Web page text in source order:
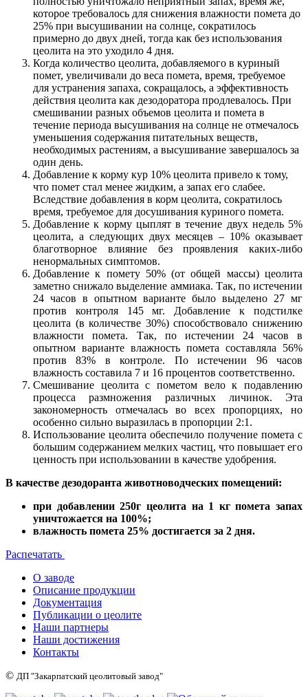
которое требовалось для снижения влажности помета до
25% при высушивании на солнце, сократилось
примерно до двух дней, тогда как без использования
цеолита на это уходило 4 дня.
Когда количество цеолита, добавляемого в куриный
помет, увеличивали до веса помета, время, требуемое
для устранения запаха, сокращалось, а эффективность
действия цеолита как дезодоратора продлевалось. При
смешивании разных объемов цеолита и помета в
течение периода высушивания на солнце не отмечалось
уменьшения содержания питательных веществ,
необходимых растениям, а высушивание завершалось за
один день.
Добавление к корму кур 10% цеолита привело к тому,
что помет стал менее жидким, а запах его слабее.
Вследствие добавления в корм цеолита, сократилось
время, требуемое для досушивания куриного помета.
Добавление к корму цыплят в течение двух недель 5%
цеолита, а следующих двух месяцев – 10% оказывает
благотворное влияние без проявления каких-либо
ненормальных симптомов.
Добавление к помету 50% (от общей массы) цеолита
заметно снижало выделение аммиака. Так, по истечении
24 часов в опытном варианте было выделено 27 мг
против контроля 145 мг. Добавление к подстилке
цеолита (в количестве 30%) способствовало снижению
влажности помета. Так, по истечении 24 часов в
опытном варианте влажность помета составляла 56%
против 83% в контроле. По истечении 96 часов
влажность составила 7 и 16 процентов соответственно.
Смешивание цеолита с пометом вело к подавлению
процесса размножения различных личинок. Эта
закономерность отмечалась во всех пропорциях, но
особенно сильно выразилась в пропорции 2:1.
Использование цеолита обеспечило получение помета с
большим содержанием мелких частиц, что повышает его
ценность при использовании в качестве удобрения.
В качестве дезодоранта животноводческих помещений:
при добавлении 250г цеолита на 1 кг помета запах
уничтожается на 100%;
влажность помета 25% достигается за 2 дня.
Распечатать
О заводе
Описание продукции
Документация
Публикации о цеолите
Наши партнеры
Наши достижения
Контакты
© ДП "Закарпатский цеолитовый завод"